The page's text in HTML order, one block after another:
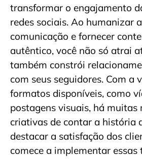
transformar o engajamento
redes sociais. Ao humanizar
comunicação e fornecer
autêntico, você não só atrai
também constrói
com seus seguidores. Com a
formatos disponíveis, como
postagens visuais, há muitas
criativas de contar a história
destacar a satisfação dos
comece a implementar essas